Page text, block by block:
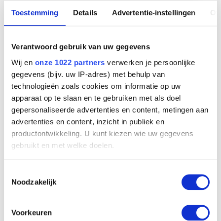
Toestemming Details Advertentie-instellingen
Verantwoord gebruik van uw gegevens
Wij en onze 1022 partners verwerken je persoonlijke
gegevens (bijv. uw IP-adres) met behulp van
technologieën zoals cookies om informatie op uw
apparaat op te slaan en te gebruiken met als doel
gepersonaliseerde advertenties en content, metingen aan
advertenties en content, inzicht in publiek en
productontwikkeling. U kunt kiezen wie uw gegevens
gebruikt en met welke doelen.
Informatie verzamelen over uw geografische
locatie, die tot een paar meter nauwkeurig kan zijn
scannen op specifieke eigenschappen (fingerprinting)
Noodzakelijk
Voorkeuren
Kinard Patrica
Antwerpen 1821 - Elsene / Brussel 1876
Kindt Adèle (Marie-Adelaïde)
Brussel 1804 - 1884
King Phillip
Tunis (Tunesië) 1934 - Londen (Engeland, Verenigd Koninkrijk) 1921
Kips Adolphe
Schilde 1810 - Neufvilles / Zinnik 1883
Klapheck Konrad
Düsseldorf, Noordrijn-Westfalen (Duitsland) 1935
Klasen Peter
Klee Paul
Klomp Albert Jansz.
Het kasteel te Grave na het beleg van oktober 1674, 20 maart 1675
Valentijn Klotz